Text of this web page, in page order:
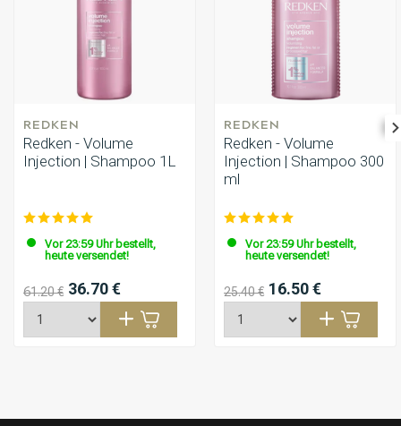
REDKEN
Redken - Volume
Injection | Shampoo 1L
Vor 23:59 Uhr bestellt,
heute versendet!
61.20 € 36.70 €
REDKEN
Redken - Volume
Injection | Shampoo 300
ml
Vor 23:59 Uhr bestellt,
heute versendet!
25.40 € 16.50 €